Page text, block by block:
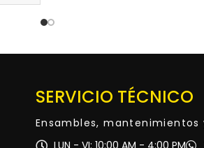
SERVICIO TÉCNICO
Ensambles, mantenimientos
LUN - VI: 10:00 AM - 4:00 PM